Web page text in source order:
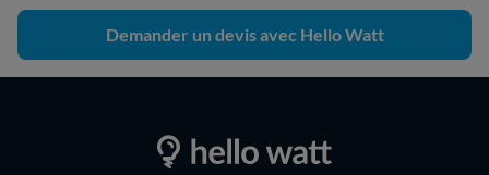
Demander un devis avec Hello Watt